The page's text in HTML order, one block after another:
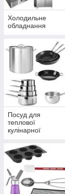
Холодильне
обладнання
Посуд для
теплової
кулінарної